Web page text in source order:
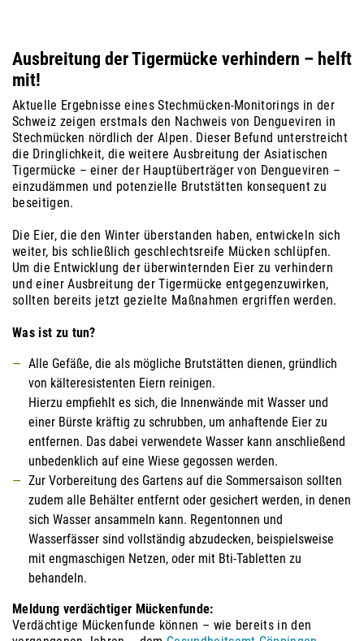
Ausbreitung der Tigermücke verhindern – helft
mit!
Aktuelle Ergebnisse eines Stechmücken-Monitorings in der
Schweiz zeigen erstmals den Nachweis von Dengueviren in
Stechmücken nördlich der Alpen. Dieser Befund unterstreicht
die Dringlichkeit, die weitere Ausbreitung der Asiatischen
Tigermücke – einer der Hauptüberträger von Dengueviren –
einzudämmen und potenzielle Brutstätten konsequent zu
beseitigen.
Die Eier, die den Winter überstanden haben, entwickeln sich
weiter, bis schließlich geschlechtsreife Mücken schlüpfen.
Um die Entwicklung der überwinternden Eier zu verhindern
und einer Ausbreitung der Tigermücke entgegenzuwirken,
sollten bereits jetzt gezielte Maßnahmen ergriffen werden.
Was ist zu tun?
Alle Gefäße, die als mögliche Brutstätten dienen, gründlich
von kälteresistenten Eiern reinigen.
Hierzu empfiehlt es sich, die Innenwände mit Wasser und
einer Bürste kräftig zu schrubben, um anhaftende Eier zu
entfernen. Das dabei verwendete Wasser kann anschließend
unbedenklich auf eine Wiese gegossen werden.
Zur Vorbereitung des Gartens auf die Sommersaison sollten
zudem alle Behälter entfernt oder gesichert werden, in denen
sich Wasser ansammeln kann. Regentonnen und
Wasserfässer sind vollständig abzudecken, beispielsweise
mit engmaschigen Netzen, oder mit Bti-Tabletten zu
behandeln.
Meldung verdächtiger Mückenfunde:
Verdächtige Mückenfunde können – wie bereits in den